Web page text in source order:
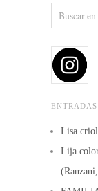
Lisa
Lija